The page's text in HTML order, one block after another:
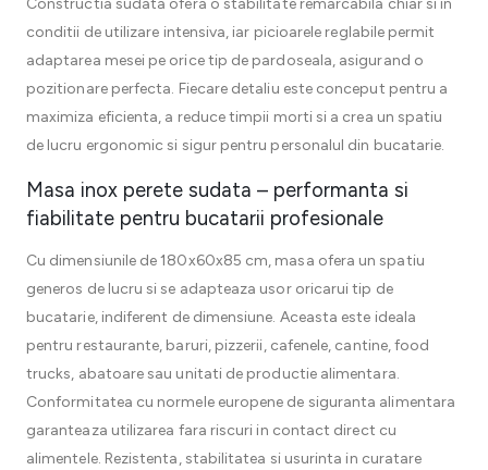
Constructia sudata ofera o stabilitate remarcabila chiar si in
conditii de utilizare intensiva, iar picioarele reglabile permit
adaptarea mesei pe orice tip de pardoseala, asigurand o
pozitionare perfecta. Fiecare detaliu este conceput pentru a
maximiza eficienta, a reduce timpii morti si a crea un spatiu
de lucru ergonomic si sigur pentru personalul din bucatarie.
Masa inox perete sudata – performanta si
fiabilitate pentru bucatarii profesionale
Cu dimensiunile de 180x60x85 cm, masa ofera un spatiu
generos de lucru si se adapteaza usor oricarui tip de
bucatarie, indiferent de dimensiune. Aceasta este ideala
pentru restaurante, baruri, pizzerii, cafenele, cantine, food
trucks, abatoare sau unitati de productie alimentara.
Conformitatea cu normele europene de siguranta alimentara
garanteaza utilizarea fara riscuri in contact direct cu
alimentele. Rezistenta, stabilitatea si usurinta in curatare